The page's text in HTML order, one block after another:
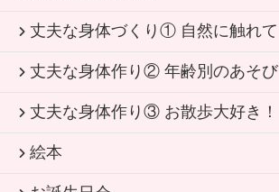
丈夫な身体づくり① 自然に触れて
丈夫な身体作り② 年齢別のあそび
丈夫な身体作り③ お散歩大好き！
絵本